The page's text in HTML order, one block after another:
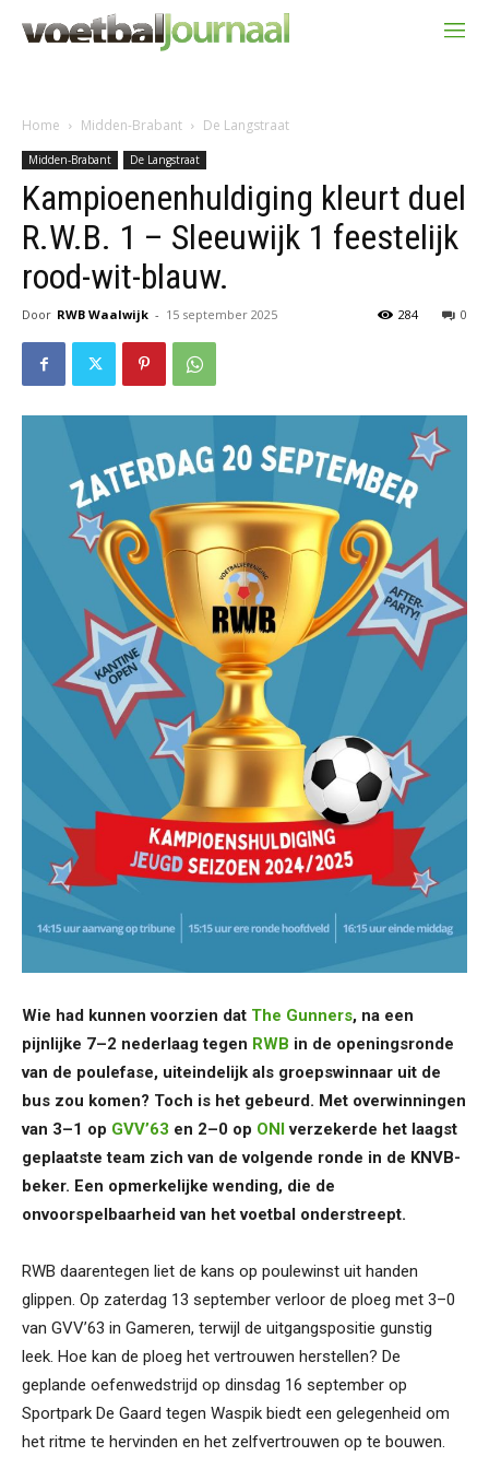
Home Midden-Brabant De Langstraat
Midden-Brabant De Langstraat
Kampioenenhuldiging kleurt duel
R.W.B. 1 – Sleeuwijk 1 feestelijk
rood-wit-blauw.
Door RWB Waalwijk - 15 september 2025 0
284
Wie had kunnen voorzien dat The Gunners, na een
pijnlijke 7–2 nederlaag tegen RWB in de openingsronde
van de poulefase, uiteindelijk als groepswinnaar uit de
bus zou komen? Toch is het gebeurd. Met overwinningen
van 3–1 op GVV’63 en 2–0 op ONIverzekerde het laagst
geplaatste team zich van de volgende ronde in de KNVB-
beker. Een opmerkelijke wending, die de
onvoorspelbaarheid van het voetbal onderstreept.
RWB daarentegen liet de kans op poulewinst uit handen
glippen. Op zaterdag 13 september verloor de ploeg met 3–0
van GVV’63 in Gameren, terwijl de uitgangspositie gunstig
leek. Hoe kan de ploeg het vertrouwen herstellen? De
geplande oefenwedstrijd op dinsdag 16 september op
Sportpark De Gaard tegen Waspik biedt een gelegenheid om
het ritme te hervinden en het zelfvertrouwen op te bouwen.